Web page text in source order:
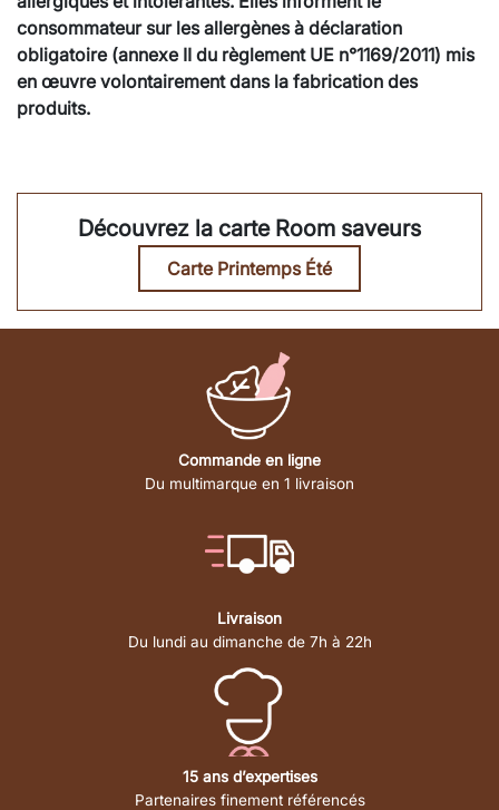
consommateur sur les allergènes à déclaration
obligatoire (annexe II du règlement UE n°1169/2011) mis
en œuvre volontairement dans la fabrication des
produits.
Découvrez la carte Room saveurs
Carte Printemps Été
Commande en ligne
Du multimarque en 1 livraison
Livraison
Du lundi au dimanche de 7h à 22h
15 ans d’expertises
Partenaires finement référencés